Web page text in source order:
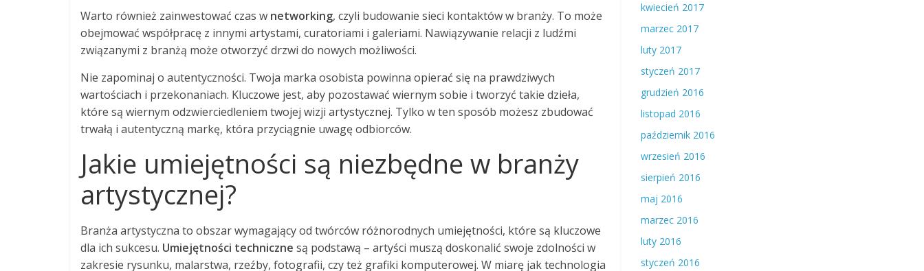
Warto również zainwestować czas w networking, czyli budowanie sieci kontaktów w branży. To może
obejmować współpracę z innymi artystami, curatoriami i galeriami. Nawiązywanie relacji z ludźmi
związanymi z branżą może otworzyć drzwi do nowych możliwości.
Nie zapominaj o autentyczności. Twoja marka osobista powinna opierać się na prawdziwych
wartościach i przekonaniach. Kluczowe jest, aby pozostawać wiernym sobie i tworzyć takie dzieła,
które są wiernym odzwierciedleniem twojej wizji artystycznej. Tylko w ten sposób możesz zbudować
trwałą i autentyczną markę, która przyciągnie uwagę odbiorców.
Jakie umiejętności są niezbędne w branży
artystycznej?
Branża artystyczna to obszar wymagający od twórców różnorodnych umiejętności, które są kluczowe
dla ich sukcesu. Umiejętności techniczne są podstawą – artyści muszą doskonalić swoje zdolności w
zakresie rysunku, malarstwa, rzeźby, fotografii, czy też grafiki komputerowej. W miarę jak technologia
kwiecień 2017
marzec 2017
luty 2017
styczeń 2017
grudzień 2016
listopad 2016
październik 2016
wrzesień 2016
sierpień 2016
maj 2016
marzec 2016
luty 2016
styczeń 2016